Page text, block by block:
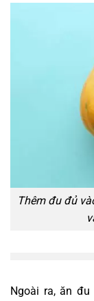
Thêm đu đủ
Ngoài ra, ăn